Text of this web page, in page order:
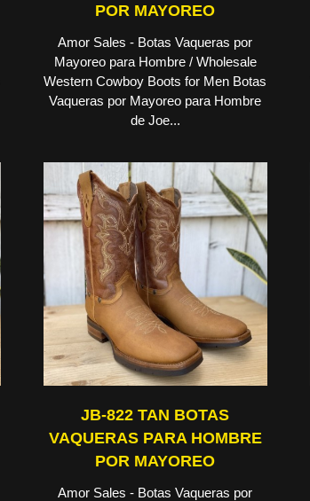
POR MAYOREO
Amor Sales - Botas Vaqueras por
Mayoreo para Hombre / Wholesale
Western Cowboy Boots for Men Botas
Vaqueras por Mayoreo para Hombre
de Joe...
JB-822 TAN BOTAS
VAQUERAS PARA HOMBRE
POR MAYOREO
Amor Sales - Botas Vaqueras por